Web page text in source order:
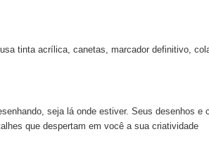
tinta acrílica, canetas, marcador definitivo,
seja lá onde estiver. Seus desenhos e
que despertam em você a sua criatividade